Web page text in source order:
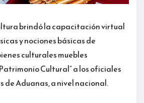
brindó la capacitación virtual
y nociones básicas de
culturales muebles
Cultural” a los oficiales
de Aduanas, a nivel nacional.